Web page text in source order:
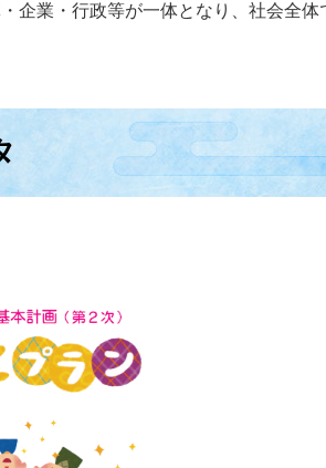
企業・行政等が一体となり、社会全